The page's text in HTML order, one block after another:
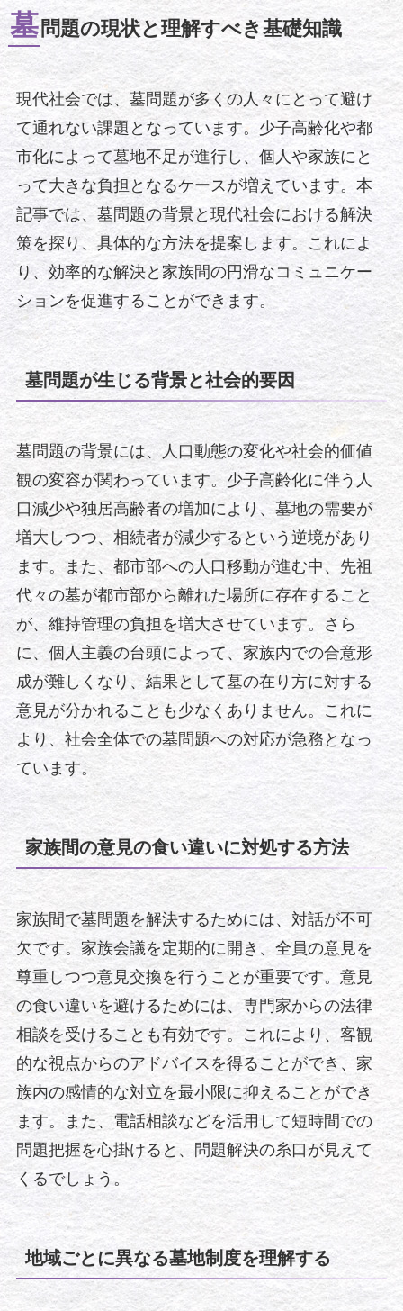
墓 問題の現状と理解すべき基礎知識
現代社会では、墓問題が多くの人々にとって避け
て通れない課題となっています。少子高齢化や都
市化によって墓地不足が進行し、個人や家族にと
って大きな負担となるケースが増えています。本
記事では、墓問題の背景と現代社会における解決
策を探り、具体的な方法を提案します。これによ
り、効率的な解決と家族間の円滑なコミュニケー
ションを促進することができます。
墓問題が生じる背景と社会的要因
墓問題の背景には、人口動態の変化や社会的価値
観の変容が関わっています。少子高齢化に伴う人
口減少や独居高齢者の増加により、墓地の需要が
増大しつつ、相続者が減少するという逆境があり
ます。また、都市部への人口移動が進む中、先祖
代々の墓が都市部から離れた場所に存在すること
が、維持管理の負担を増大させています。さら
に、個人主義の台頭によって、家族内での合意形
成が難しくなり、結果として墓の在り方に対する
意見が分かれることも少なくありません。これに
より、社会全体での墓問題への対応が急務となっ
ています。
家族間の意見の食い違いに対処する方法
家族間で墓問題を解決するためには、対話が不可
欠です。家族会議を定期的に開き、全員の意見を
尊重しつつ意見交換を行うことが重要です。意見
の食い違いを避けるためには、専門家からの法律
相談を受けることも有効です。これにより、客観
的な視点からのアドバイスを得ることができ、家
族内の感情的な対立を最小限に抑えることができ
ます。また、電話相談などを活用して短時間での
問題把握を心掛けると、問題解決の糸口が見えて
くるでしょう。
地域ごとに異なる墓地制度を理解する